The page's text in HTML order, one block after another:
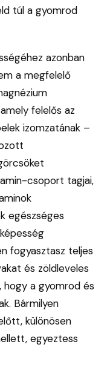
túl a gyomrod
azonban
a megfelelő
felelős az
izomzatának –
csoport tagjai,
egészséges
fogyasztasz teljes
és zöldleveles
hogy a gyomrod és
Bármilyen
különösen
egyeztess